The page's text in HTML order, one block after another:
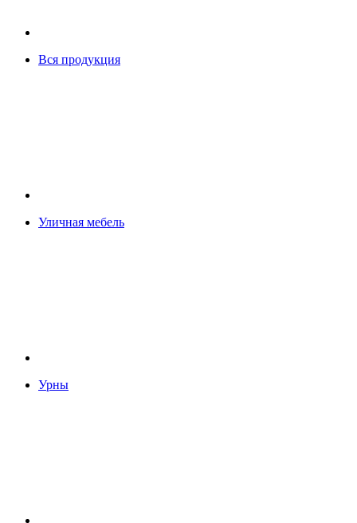
Вся продукция
Уличная мебель
Урны